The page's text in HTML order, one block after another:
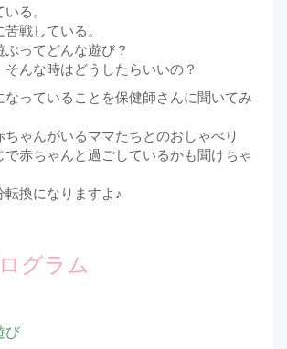
る。
戦している。
ぶってどんな遊び？
そんな時はどうしたらいいの？
なっていることを保健師さんに聞いてみ
ちゃんがいるママたちとのおしゃべり
で赤ちゃんと過ごしているかも聞けちゃ
転換になりますよ♪
グラム
び